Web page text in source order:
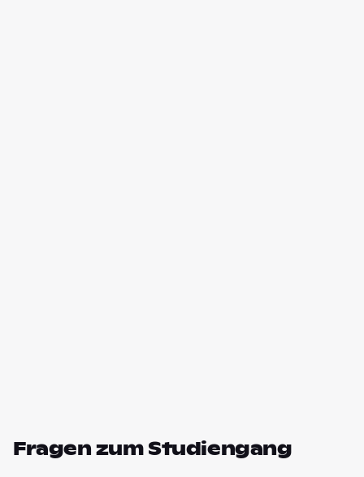
Fragen zum Studiengang